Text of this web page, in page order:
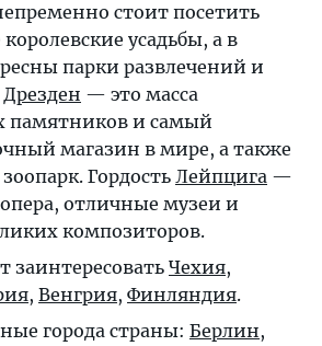
стоит посетить
усадьбы, а в
парки развлечений и
Дрезден — это масса
памятников и самый
магазин в мире, а также
Гордость Лейпцига —
отличные музеи и
композиторов.
заинтересовать Чехия,
, Венгрия, Финляндия.
города страны: Берлин,